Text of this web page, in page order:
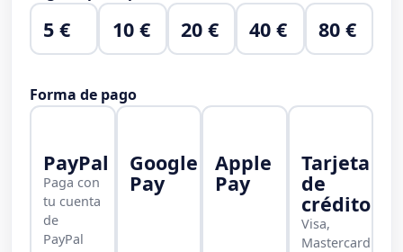
5 € 10 € 20 € 40 € 80 €
Forma de pago
PayPal
Paga con
tu cuenta
de
PayPal
Google
Pay
Apple
Pay
Tarjeta
de
crédito
Visa,
Mastercard